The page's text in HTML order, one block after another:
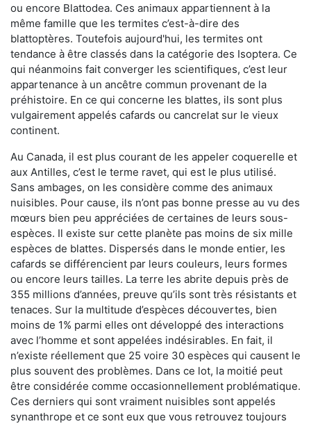
ou encore Blattodea. Ces animaux appartiennent à la
même famille que les termites c’est-à-dire des
blattoptères. Toutefois aujourd'hui, les termites ont
tendance à être classés dans la catégorie des Isoptera. Ce
qui néanmoins fait converger les scientifiques, c’est leur
appartenance à un ancêtre commun provenant de la
préhistoire. En ce qui concerne les blattes, ils sont plus
vulgairement appelés cafards ou cancrelat sur le vieux
continent.
Au Canada, il est plus courant de les appeler coquerelle et
aux Antilles, c’est le terme ravet, qui est le plus utilisé.
Sans ambages, on les considère comme des animaux
nuisibles. Pour cause, ils n’ont pas bonne presse au vu des
mœurs bien peu appréciées de certaines de leurs sous-
espèces. Il existe sur cette planète pas moins de six mille
espèces de blattes. Dispersés dans le monde entier, les
cafards se différencient par leurs couleurs, leurs formes
ou encore leurs tailles. La terre les abrite depuis près de
355 millions d’années, preuve qu’ils sont très résistants et
tenaces. Sur la multitude d’espèces découvertes, bien
moins de 1% parmi elles ont développé des interactions
avec l’homme et sont appelées indésirables. En fait, il
n’existe réellement que 25 voire 30 espèces qui causent le
plus souvent des problèmes. Dans ce lot, la moitié peut
être considérée comme occasionnellement problématique.
Ces derniers qui sont vraiment nuisibles sont appelés
synanthrope et ce sont eux que vous retrouvez toujours